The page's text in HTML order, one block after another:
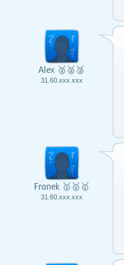
Alex 🥈🥈🥈
31.60.xxx.xxx
Franek 🥇🥇🥇
31.60.xxx.xxx